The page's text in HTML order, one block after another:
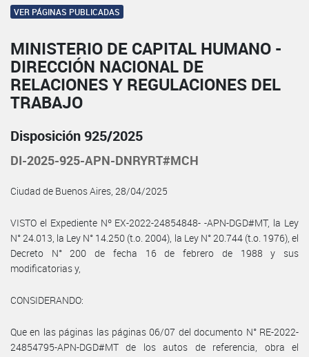
VER PÁGINAS PUBLICADAS
MINISTERIO DE CAPITAL HUMANO -
DIRECCIÓN NACIONAL DE
RELACIONES Y REGULACIONES DEL
TRABAJO
Disposición 925/2025
DI-2025-925-APN-DNRYRT#MCH
Ciudad de Buenos Aires, 28/04/2025
VISTO el Expediente Nº EX-2022-24854848- -APN-DGD#MT, la Ley
N° 24.013, la Ley N° 14.250 (t.o. 2004), la Ley N° 20.744 (t.o. 1976), el
Decreto N° 200 de fecha 16 de febrero de 1988 y sus
modificatorias y,
CONSIDERANDO:
Que en las páginas las páginas 06/07 del documento N° RE-2022-
24854795-APN-DGD#MT de los autos de referencia, obra el